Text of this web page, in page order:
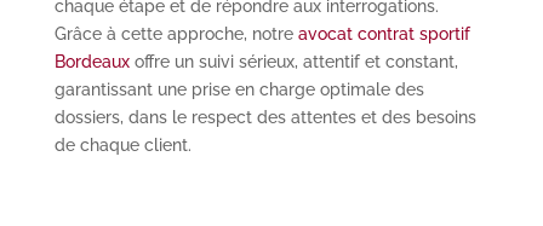
chaque étape et de répondre aux interrogations.
Grâce à cette approche, notre avocat contrat sportif
Bordeauxoffre un suivi sérieux, attentif et constant,
garantissant une prise en charge optimale des
dossiers, dans le respect des attentes et des besoins
de chaque client.